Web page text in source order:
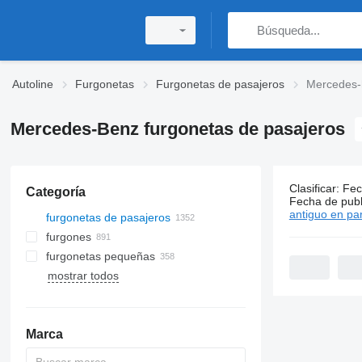
Autoline Furgonetas Furgonetas de pasajeros
Mercedes-Benz furgonetas de pasajeros
Categoría
furgonetas de pasajeros
furgones
furgonetas pequeñas
mostrar todos
Marca
1352
Clasificar:
Fecha de
antiguo en